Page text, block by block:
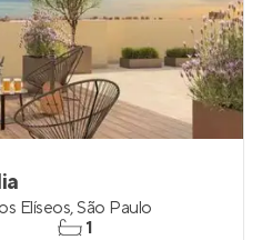
Elíseos,São Paulo
1